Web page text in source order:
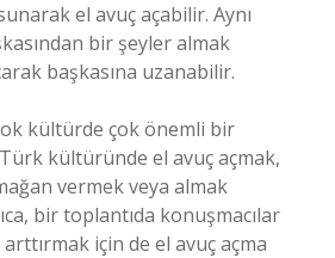
el avuç açabilir. Aynı
bir şeyler almak
başkasına uzanabilir.
kültürde çok önemli bir
kültüründe el avuç açmak,
vermek veya almak
bir toplantıda konuşmacılar
için de el avuç açma